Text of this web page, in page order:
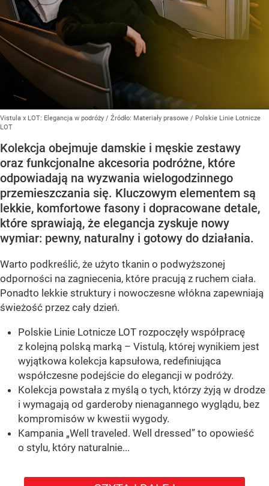
Vistula x LOT: Elegancja w podróży / Źródło: Materiały prasowe / Polskie Linie Lotnicze
LOT
Kolekcja obejmuje damskie i męskie zestawy
oraz funkcjonalne akcesoria podróżne, które
odpowiadają na wyzwania wielogodzinnego
przemieszczania się. Kluczowym elementem są
lekkie, komfortowe fasony i dopracowane detale,
które sprawiają, że elegancja zyskuje nowy
wymiar: pewny, naturalny i gotowy do działania.
Warto podkreślić, że użyto tkanin o podwyższonej
odporności na zagniecenia, które pracują z ruchem ciała.
Ponadto lekkie struktury i nowoczesne włókna zapewniają
świeżość przez cały dzień.
Polskie Linie Lotnicze LOT rozpoczęły współpracę
z kolejną polską marką – Vistulą, której wynikiem jest
wyjątkowa kolekcja kapsułowa, redefiniująca
współczesne podejście do elegancji w podróży.
Kolekcja powstała z myślą o tych, którzy żyją w drodze
i wymagają od garderoby nienagannego wyglądu, bez
kompromisów w kwestii wygody.
Kampania „Well traveled. Well dressed” to opowieść
o stylu, który naturalnie...